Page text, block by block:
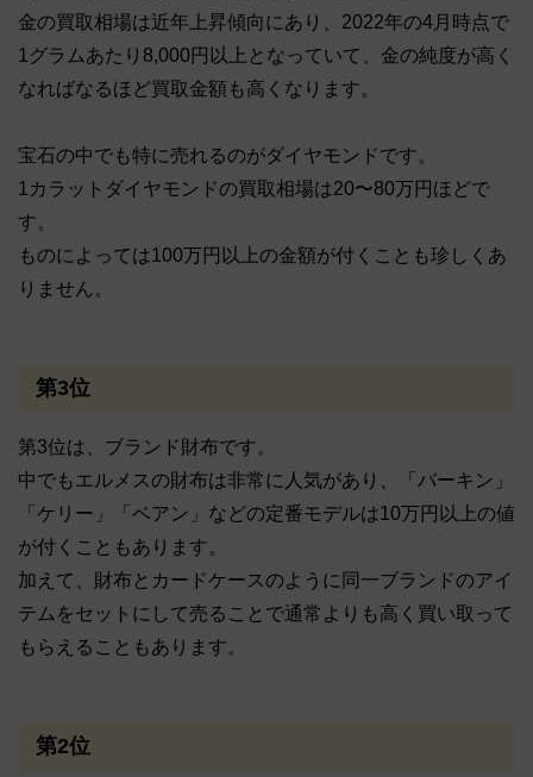
金の買取相場は近年上昇傾向にあり、2022年の4月時点で
1グラムあたり8,000円以上となっていて、金の純度が高く
なればなるほど買取金額も高くなります。
宝石の中でも特に売れるのがダイヤモンドです。
1カラットダイヤモンドの買取相場は20〜80万円ほどで
す。
ものによっては100万円以上の金額が付くことも珍しくあ
りません。
第3位
第3位は、ブランド財布です。
中でもエルメスの財布は非常に人気があり、「バーキン」
「ケリー」「ベアン」などの定番モデルは10万円以上の値
が付くこともあります。
加えて、財布とカードケースのように同一ブランドのアイ
テムをセットにして売ることで通常よりも高く買い取って
もらえることもあります。
第2位